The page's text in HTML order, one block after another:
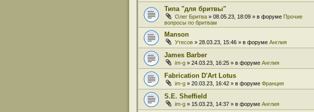
Типа "для бритвы"
Олег Бритва » 08.05.23, 18:09 » в форуме Прочие
вопросы по бритвам
Manson
Утесов » 28.03.23, 15:46 » в форуме Англия
James Barber
im-g » 24.03.23, 16:25 » в форуме Англия
Fabrication D'Art Lotus
im-g » 20.03.23, 16:42 » в форуме Франция
S.E. Sheffield
im-g » 15.03.23, 14:37 » в форуме Англия